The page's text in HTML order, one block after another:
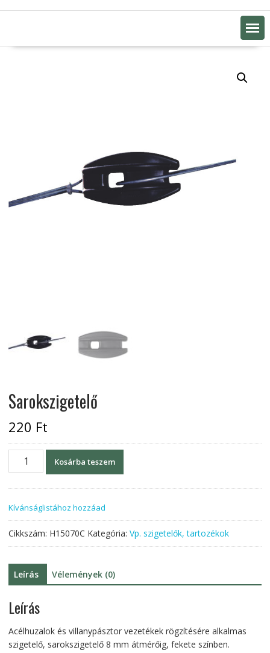
Sarokszigetelő
220 Ft
Sarokszigetelő
mennyiség
Kosárba teszem
Kívánságlistához hozzáad
Cikkszám: H15070C Kategória: Vp. szigetelők, tartozékok
Leírás Vélemények (0)
Leírás
Acélhuzalok és villanypásztor vezetékek rögzítésére alkalmas
szigetelő, sarokszigetelő 8 mm átmérőig, fekete színben.